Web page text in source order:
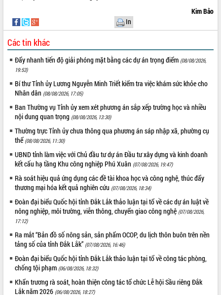
THỐNG KÊ TRUY CẬP
Hôm nay:
Tất cả: 66087528
Kim Bảo
In
Các tin khác
Đẩy nhanh tiến độ giải phóng mặt bằng các dự án trọng điểm (08/08/2026,
19:53)
Bí thư Tỉnh ủy Lương Nguyễn Minh Triết kiểm tra việc khám sức khỏe cho
Nhân dân (08/08/2026, 17:05)
Ban Thường vụ Tỉnh ủy xem xét phương án sắp xếp trường học và nhiều
nội dung quan trọng (08/08/2026, 13:30)
Thường trực Tỉnh ủy chưa thông qua phương án sáp nhập xã, phường cụ
thể (08/08/2026, 11:30)
UBND tỉnh làm việc với Chủ đầu tư dự án Đầu tư xây dựng và kinh doanh
kết cấu hạ tầng Khu công nghiệp Phú Xuân (07/08/2026, 19:47)
Rà soát hiệu quả ứng dụng các đề tài khoa học và công nghệ, thúc đẩy
thương mại hóa kết quả nghiên cứu (07/08/2026, 18:34)
Đoàn đại biểu Quốc hội tỉnh Đắk Lắk thảo luận tại tổ về các dự án luật về
nông nghiệp, môi trường, viễn thông, chuyển giao công nghệ (07/08/2026,
17:12)
Ra mắt “Bản đồ số nông sản, sản phẩm OCOP, du lịch thôn buôn trên nền
tảng số của tỉnh Đắk Lắk” (07/08/2026, 16:46)
Đoàn đại biểu Quốc hội tỉnh Đắk Lắk thảo luận tại tổ về công tác phòng,
chống tội phạm (06/08/2026, 18:32)
Khẩn trương rà soát, hoàn thiện công tác tổ chức Lễ hội Sầu riêng Đắk
Lắk năm 2026 (06/08/2026, 18:27)